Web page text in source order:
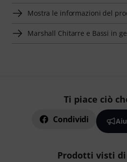
Mostra le informazioni del
Marshall Chitarre e Bassi in
Ti piace ciò
Condividi
Prodotti visti